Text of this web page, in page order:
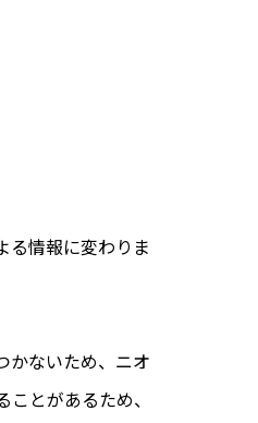
る情報に変わりま
かないため、ニオ
とがあるため、